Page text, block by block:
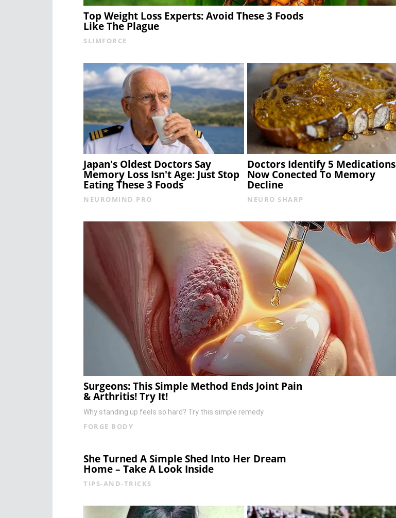
Top Weight Loss Experts: Avoid These 3 Foods
Like The Plague
SLIMFORCE
Japan's Oldest Doctors Say
Memory Loss Isn't Age: Just Stop
Eating These 3 Foods
NEUROMIND PRO
Doctors Identify 5 Medications
Now Conected To Memory
Decline
NEURO SHARP
Surgeons: This Simple Method Ends Joint Pain
& Arthritis! Try It!
Why standing up feels so hard? Try this simple remedy
FORGE BODY
She Turned A Simple Shed Into Her Dream
Home – Take A Look Inside
TIPS-AND-TRICKS